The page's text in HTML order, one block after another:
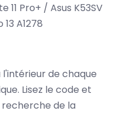
11 Pro+ / Asus K53SV
A1278
de chaque
Lisez le code et
de la